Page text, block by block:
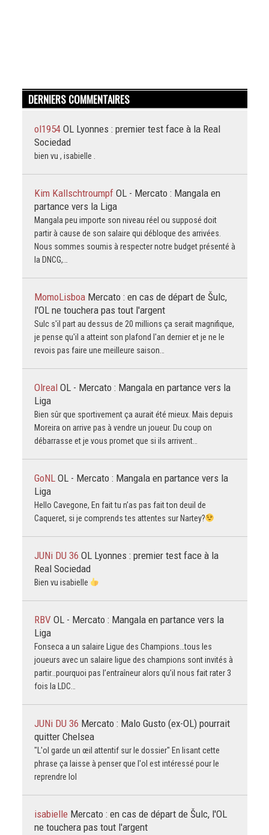
DERNIERS COMMENTAIRES
ol1954 OL Lyonnes : premier test face à la Real
Sociedad
bien vu , isabielle .
Kim Kallschtroumpf OL - Mercato : Mangala en
partance vers la Liga
Mangala peu importe son niveau réel ou supposé doit
partir à cause de son salaire qui débloque des arrivées.
Nous sommes soumis à respecter notre budget présenté à
la DNCG,…
MomoLisboa Mercato : en cas de départ de Šulc,
l'OL ne touchera pas tout l'argent
Sulc s'il part au dessus de 20 millions ça serait magnifique,
je pense qu'il a atteint son plafond l'an dernier et je ne le
revois pas faire une meilleure saison…
Olreal OL - Mercato : Mangala en partance vers la
Liga
Bien sûr que sportivement ça aurait été mieux. Mais depuis
Moreira on arrive pas à vendre un joueur. Du coup on
débarrasse et je vous promet que si ils arrivent…
GoNL OL - Mercato : Mangala en partance vers la
Liga
Hello Cavegone, En fait tu n’as pas fait ton deuil de
Caqueret, si je comprends tes attentes sur Nartey?
JUNi DU 36 OL Lyonnes : premier test face à la
Real Sociedad
Bien vu isabielle
RBV OL - Mercato : Mangala en partance vers la
Liga
Fonseca a un salaire Ligue des Champions…tous les
joueurs avec un salaire ligue des champions sont invités à
partir…pourquoi pas l’entraîneur alors qu’il nous fait rater 3
fois la LDC…
JUNi DU 36 Mercato : Malo Gusto (ex-OL) pourrait
quitter Chelsea
"L'ol garde un œil attentif sur le dossier" En lisant cette
phrase ça laisse à penser que l'ol est intéressé pour le
reprendre lol
isabielle Mercato : en cas de départ de Šulc, l'OL
ne touchera pas tout l'argent